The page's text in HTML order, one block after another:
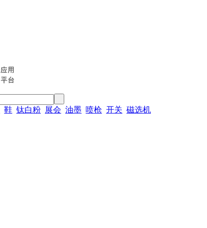
鞋 钛白粉 展会 油墨 喷枪 开关 磁选机